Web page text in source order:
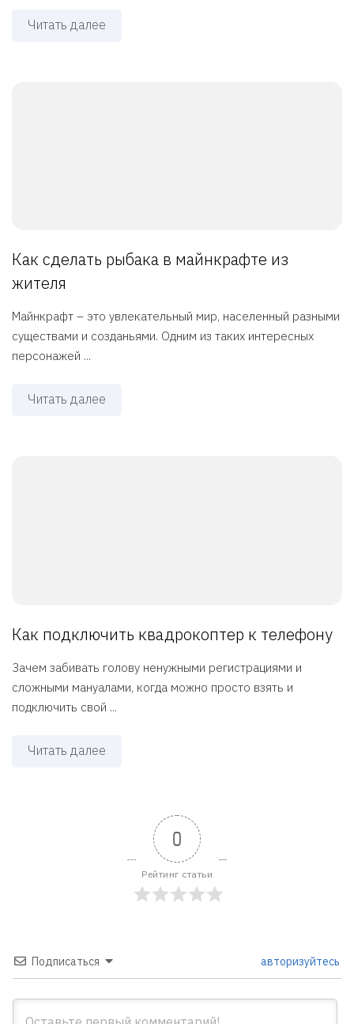
Читать далее
Как сделать рыбака в майнкрафте из
жителя
Майнкрафт – это увлекательный мир, населенный разными
существами и созданьями. Одним из таких интересных
персонажей ...
Читать далее
Как подключить квадрокоптер к телефону
Зачем забивать голову ненужными регистрациями и
сложными мануалами, когда можно просто взять и
подключить свой ...
Читать далее
0
Рейтинг статьи
Подписаться авторизуйтесь